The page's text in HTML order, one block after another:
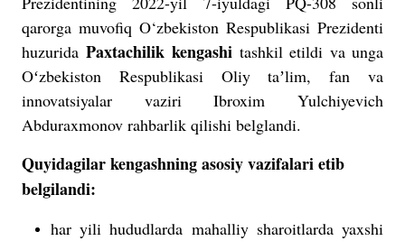
qarorga muvofiq O‘zbekiston Respublikasi Prezidenti
huzuridaPaxtachilik kengashitashkil etildi va unga
Oʻzbekiston Respublikasi Oliy taʼlim, fan va
innovatsiyalar vaziri Ibroxim Yulchiyevich
Abduraxmonov rahbarlik qilishi belglandi.
Quyidagilar kengashning asosiy vazifalari etib
belgilandi:
har yili hududlarda mahalliy sharoitlarda yaxshi